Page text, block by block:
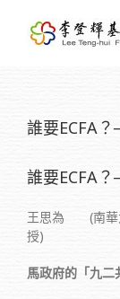
誰要ECFA
誰要ECFA
王思為 (南華
授)
馬政府的「九二